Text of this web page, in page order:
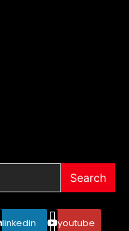
Search
linkedin youtube